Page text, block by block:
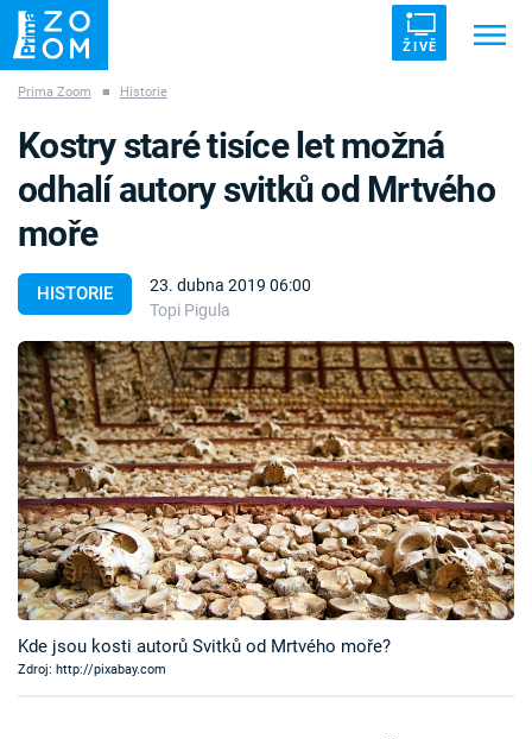
ŽIVĚ
ZÁHADY VETŘELCI DÁVNOVĚKU
Témata
Témata
Pořady
TV Program
Časopis
Sledujte prima+
Prima Zoom ■ Historie
HISTORIE
23. dubna 2019 06:00
Topi Pigula
Kostry staré tisíce let možná
odhalí autory svitků od Mrtvého
moře
Kde jsou kosti autorů Svitků od Mrtvého moře?
Zdroj: http://pixabay.com